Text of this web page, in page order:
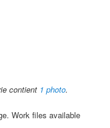
contient 1 photo.
Work files available